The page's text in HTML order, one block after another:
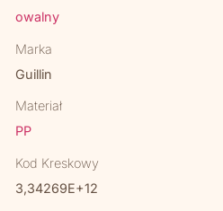
owalny
Marka
Guillin
Materiał
PP
Kod Kreskowy
3,34269E+12